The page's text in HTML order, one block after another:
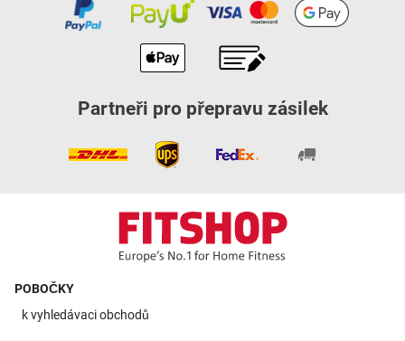
Partneři pro přepravu zásilek
POBOČKY
kvyhledávaci obchodů